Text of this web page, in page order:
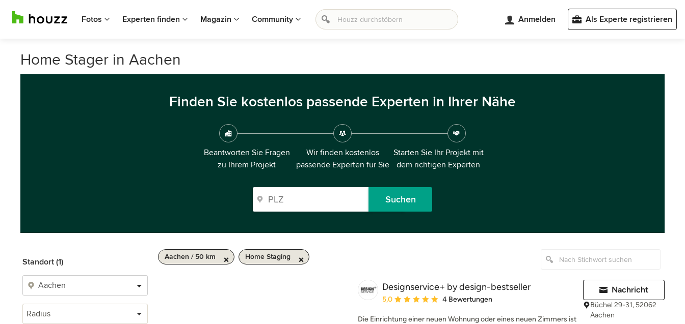
Fotos Experten finden Magazin Community Anmelden Als Experte registrieren
Home Stager in Aachen
Finden Sie kostenlos passende Experten in Ihrer Nähe
Beantworten Sie Fragen
zu Ihrem Projekt
Wir finden kostenlos
passende Experten für Sie
Starten Sie Ihr Projekt mit
dem richtigen Experten
Suchen
Standort (1)
Radius
Aachen / 50 km Home Staging
Designservice+ by design-bestseller
Durchschnittliche Bewertung: 5 von 5 Sternen
5,0 4 Bewertungen
Die Einrichtung einer neuen Wohnung oder eines neuen Zimmers ist
Nachricht
Büchel 29-31, 52062
Aachen